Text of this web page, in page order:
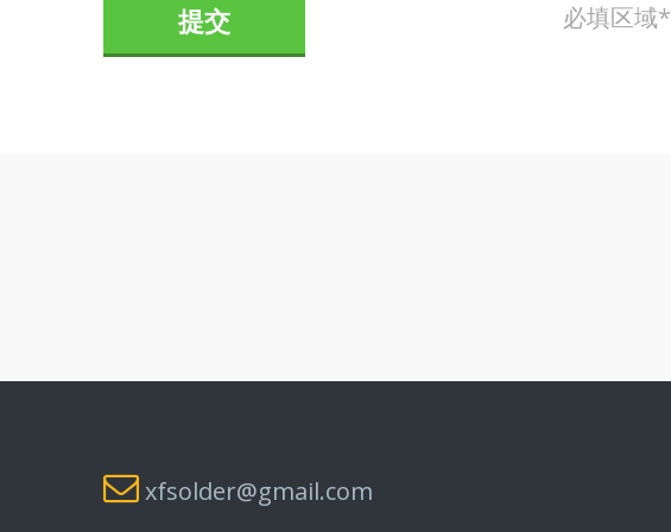
必填区域*
提交
xfsolder@gmail.com